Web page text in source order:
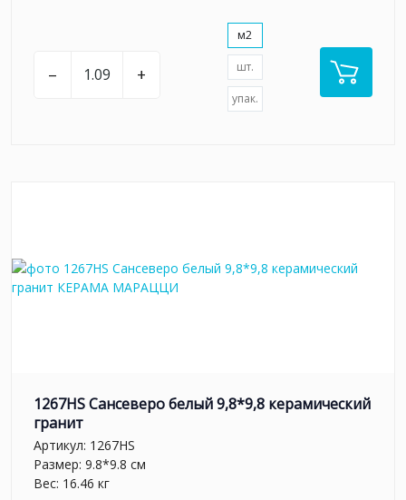
– +
м2
шт.
упак.
1267HS Сансеверо белый 9,8*9,8 керамический
гранит
Артикул: 1267HS
Размер: 9.8*9.8 см
Вес: 16.46 кг